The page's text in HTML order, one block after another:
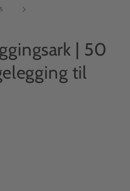
5
| 50
til